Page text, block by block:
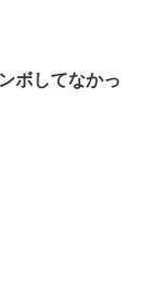
ボしてなかっ